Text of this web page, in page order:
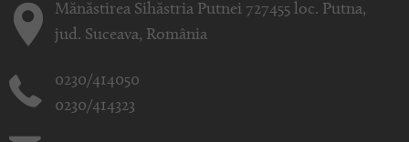
Mănăstirea Sihăstria Putnei 727455 loc. Putna,
jud. Suceava, România
0230/414050
0230/414323